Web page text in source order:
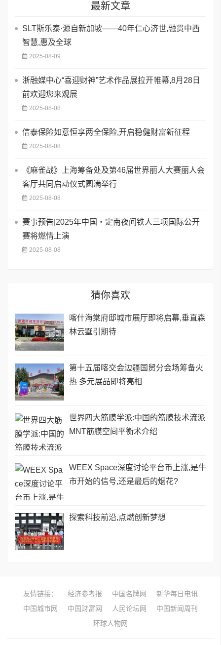
最新文章
SLT斯乐泰·源自新加坡——40年仁心济世,融贯中西
智慧,惠及全球
2025-08-09
浙融媒中心“喜迎财神”艺术作品展拉开帷幕,8月28日
前欢迎您来观展
2025-08-08
信泰保险如意恒享两全保险,开启稳健财富新征程
2025-08-08
《麻雀战》上海筹备处及第46届世界丽人大赛丽人会
客厅共同启动仪式圆满举行
2025-08-08
赛事预告|2025年中国・定南夜间铁人三项国际公开
赛将燃情上演
2025-08-08
猜你喜欢
喀什海棠府邸城市展厅即将启幕,垂直森
林云墅引期待
第十五届喀交会边疆国贸分会场筹备火
热 多元展品即将亮相
世界四大筋膜学派:中国的筋膜技术流派
MNT筋膜空间平衡术介绍
WEEX Space深度讨论平台币上涨,是牛
市开始的信号,还是最后的烟花?
探索科技前沿,点燃创新梦想
友情链接： 经济参考报 中国名牌网
新华每日电讯
中国城市网
中国财富网 人民论坛网
中国新闻周刊
环球人物网